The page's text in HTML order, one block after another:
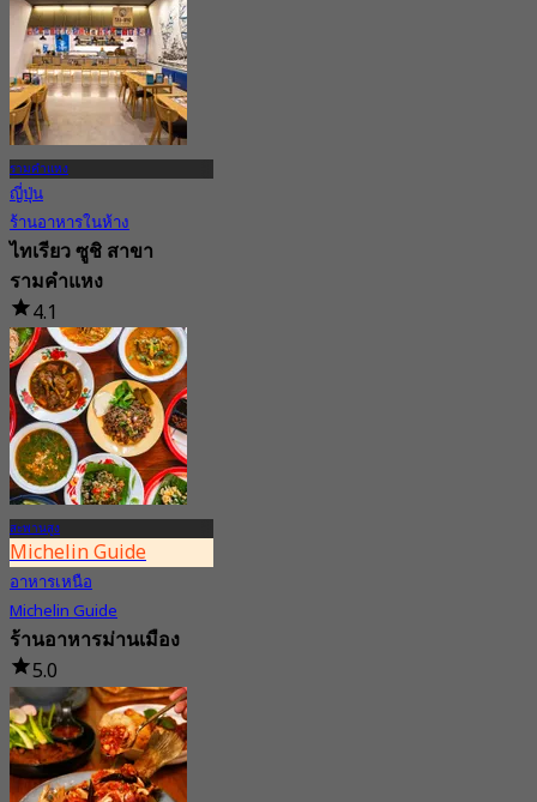
รามคำแหง
ญี่ปุ่น
ร้านอาหารในห้าง
ไทเรียว ซูชิ สาขา
รามคำแหง
4.1
จาก฿ 1,199
สะพานสูง
Michelin Guide
อาหารเหนือ
Michelin Guide
ร้านอาหารม่านเมือง
5.0
134 การจอง
จาก฿ 263.33